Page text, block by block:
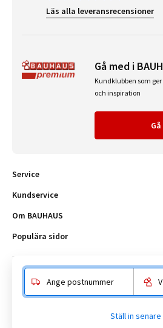
Läs alla leveransrecensioner
Gå med i
Kundklubben som
och inspiration
Service
Kundservice
Om BAUHAUS
Populära sidor
Enköpingsvägen 41, 177
Ange postnummer
Ställ in senare